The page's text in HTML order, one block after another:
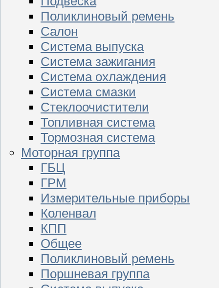
Поликлиновый ремень
Салон
Система выпуска
Система зажигания
Система охлаждения
Система смазки
Стеклоочистители
Топливная система
Тормозная система
Моторная группа
ГБЦ
ГРМ
Измерительные приборы
Коленвал
КПП
Общее
Поликлиновый ремень
Поршневая группа